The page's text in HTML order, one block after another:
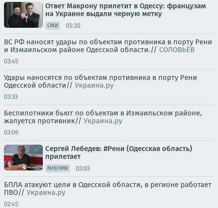
Ответ Макрону прилетит в Одессу: французам
на Украине выдали черную метку
СМИ 05:30
ВС РФ наносят удары по объектам противника в порту Рени
и Измаильском районе Одесской области.// СОЛОВЬЁВ
03:45
Удары наносятся по объектам противника в порту Рени
Одесской области// Украина.ру
03:33
Беспилотники бьют по объектам в Измаильском районе,
жалуется противник// Украина.ру
03:06
Сергей Лебедев: #Рени (Одесская область)
прилетает
МНЕНИЯ 03:03
БПЛА атакуют цели в Одесской области, в регионе работает
ПВО// Украина.ру
02:45